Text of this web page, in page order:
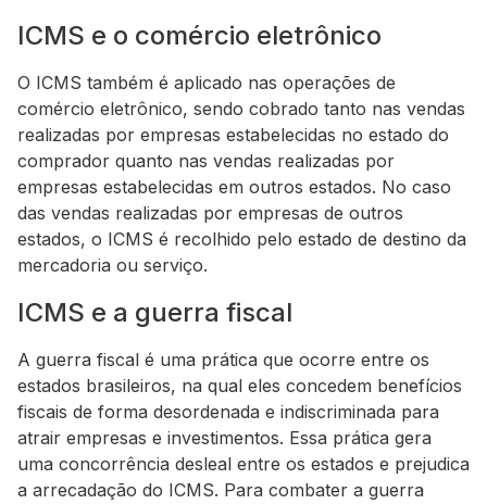
ICMS e o comércio eletrônico
O ICMS também é aplicado nas operações de
comércio eletrônico, sendo cobrado tanto nas vendas
realizadas por empresas estabelecidas no estado do
comprador quanto nas vendas realizadas por
empresas estabelecidas em outros estados. No caso
das vendas realizadas por empresas de outros
estados, o ICMS é recolhido pelo estado de destino da
mercadoria ou serviço.
ICMS e a guerra fiscal
A guerra fiscal é uma prática que ocorre entre os
estados brasileiros, na qual eles concedem benefícios
fiscais de forma desordenada e indiscriminada para
atrair empresas e investimentos. Essa prática gera
uma concorrência desleal entre os estados e prejudica
a arrecadação do ICMS. Para combater a guerra